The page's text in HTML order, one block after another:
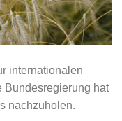
internationalen
Bundesregierung hat
nachzuholen.